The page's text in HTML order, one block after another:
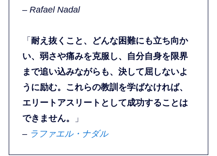
–Rafael Nadal
「 耐え抜くこと、どんな困難にも立ち向か
い、弱さや痛みを克服し、自分自身を限界
まで追い込みながらも、決して屈しないよ
うに励む。これらの教訓を学ばなければ、
エリートアスリートとして成功することは
できません。
」
– ラファエル・ナダル